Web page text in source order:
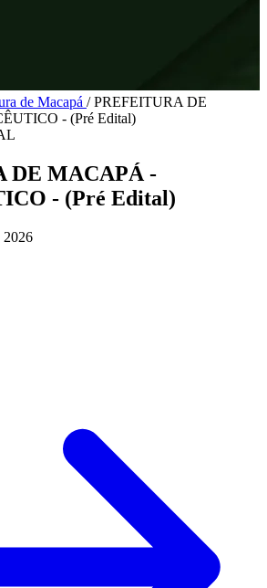
de Macapá / PREFEITURA DE
- (Pré Edital)
DE MACAPÁ -
- (Pré Edital)
2026